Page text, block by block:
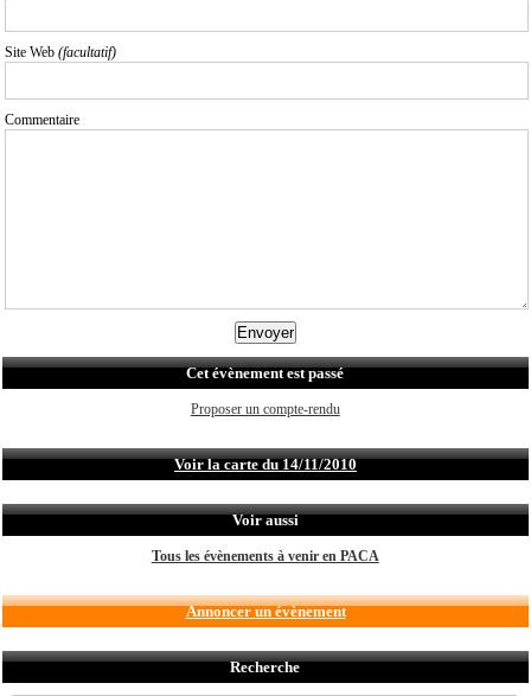
Site Web (facultatif)
Commentaire
Cet évènement est passé
Proposer un compte-rendu
Voir la carte du 14/11/2010
Voir aussi
Tous les évènements à venir en PACA
Annoncer un évènement
Recherche